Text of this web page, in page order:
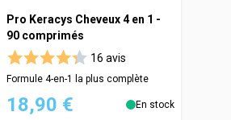
Pro Keracys Cheveux 4 en 1 -
90 comprimés
16 avis
Formule 4-en-1 la plus complète
18,90 € En stock